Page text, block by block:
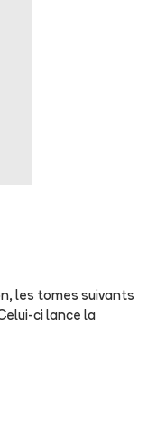
les tomes suivants
ci lance la